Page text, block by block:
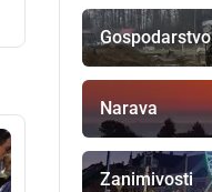
Gospodarstvo
Narava
Zanimivosti